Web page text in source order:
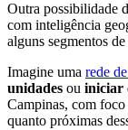
Outra possibilidade
com inteligência
alguns segmentos
Imagine uma rede
unidades ou iniciar
Campinas, com foco
quanto próximas